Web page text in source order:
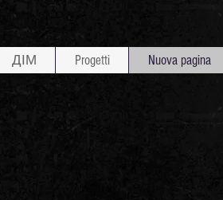
ДІМ Progetti Nuova pagina